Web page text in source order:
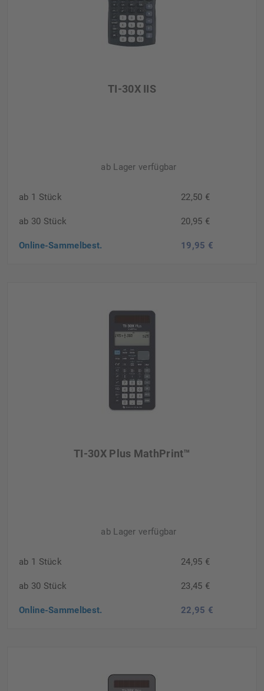
TI-30X IIS
ab Lager verfügbar
ab 1 Stück 22,50 €
ab 30 Stück 20,95 €
Online-Sammelbest. 19,95 €
TI-30X Plus MathPrint™
ab Lager verfügbar
ab 1 Stück 24,95 €
ab 30 Stück 23,45 €
Online-Sammelbest. 22,95 €